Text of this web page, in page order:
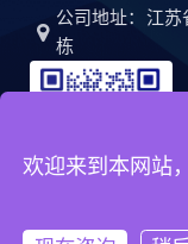
公司地址：江苏
栋
欢迎来到本网站